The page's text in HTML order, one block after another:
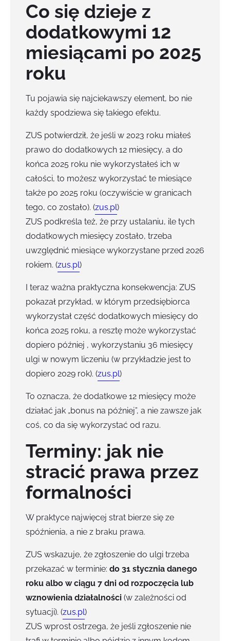
Co się dzieje z
dodatkowymi 12
miesiącami po 2025
roku
Tu pojawia się najciekawszy element, bo nie
każdy spodziewa się takiego efektu.
ZUS potwierdził, że jeśli w 2023 roku miałeś
prawo do dodatkowych 12 miesięcy, a do
końca 2025 roku nie wykorzystałeś ich w
całości, to możesz wykorzystać te miesiące
także po 2025 roku (oczywiście w granicach
tego, co zostało). (zus.pl)
ZUS podkreśla też, że przy ustalaniu, ile tych
dodatkowych miesięcy zostało, trzeba
uwzględnić miesiące wykorzystane przed 2026
rokiem. (zus.pl)
I teraz ważna praktyczna konsekwencja: ZUS
pokazał przykład, w którym przedsiębiorca
wykorzystał część dodatkowych miesięcy do
końca 2025 roku, a resztę może wykorzystać
dopiero później , wykorzystaniu 36 miesięcy
ulgi w nowym liczeniu (w przykładzie jest to
dopiero 2029 rok). (zus.pl)
To oznacza, że dodatkowe 12 miesięcy może
działać jak „bonus na później”, a nie zawsze jak
coś, co da się wykorzystać od razu.
Terminy: jak nie
stracić prawa przez
formalności
W praktyce najwięcej strat bierze się ze
spóźnienia, a nie z braku prawa.
ZUS wskazuje, że zgłoszenie do ulgi trzeba
przekazać w terminie: do 31 stycznia danego
roku albo w ciągu 7 dni od rozpoczęcia lub
wznowienia działalności (w zależności od
sytuacji). (zus.pl)
ZUS wprost ostrzega, że jeśli zgłoszenie nie